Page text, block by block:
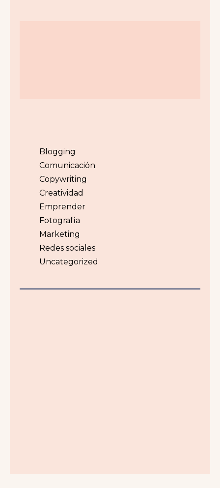
Blogging
Comunicación
Copywriting
Creatividad
Emprender
Fotografía
Marketing
Redes sociales
Uncategorized